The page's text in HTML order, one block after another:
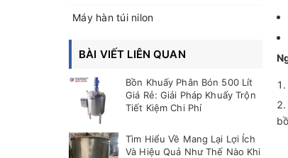
Máy hàn túi nilon
BÀI VIẾT LIÊN QUAN
Bồn Khuấy Phân Bón 500 Lít
Giá Rẻ: Giải Pháp Khuấy Trộn
Tiết Kiệm Chi Phí
Tìm Hiểu Về Mang Lại Lợi Ích
Và Hiệu Quả Như Thế Nào Khi